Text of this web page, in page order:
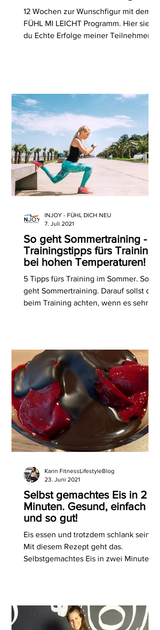
12 Wochen zur Wunschfigur mit dem I
FÜHL MI LEICHT Programm. Hier siehst
du Echte Erfolge meiner Teilnehmer.
So geht Sommertraining - 5
Trainingstipps fürs Training
bei hohen Temperaturen!
5 Tipps fürs Training im Sommer. So
geht Sommertraining. Darauf sollst du
beim Training achten, wenn es sehr
INJOY - FÜHL DICH NEU
7. Juli 2021
Selbst gemachtes Eis in 2
Minuten. Gesund, einfach
und so gut!
Eis essen und trotzdem schlank sein.
Mit diesem Rezept geht das.
Selbstgemachtes Eis in zwei Minuten.
Karin FitnessLifestyleBlog
23. Juni 2021